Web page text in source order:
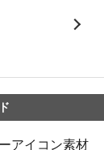
アイコン素材